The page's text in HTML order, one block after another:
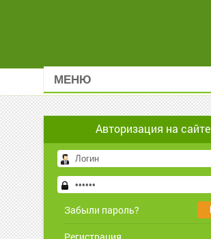
МЕНЮ
Авторизация на сайте
Забыли пароль?